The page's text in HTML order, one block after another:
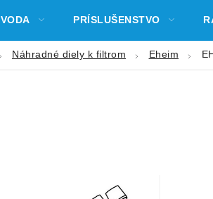
VODA PRÍSLUŠENSTVO
Náhradné diely k filtrom Eheim